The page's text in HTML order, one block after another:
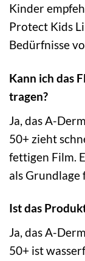
Kinder
Protect Kids
Bedürfnisse
Kann ich das
tragen?
Ja, das A-
50+ zieht
fettigen Film.
als Grundlage
Ist das
Ja, das A-
50+ ist